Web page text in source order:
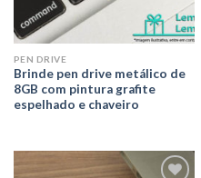
PEN DRIVE
Brinde pen drive metálico de
8GB com pintura grafite
espelhado e chaveiro